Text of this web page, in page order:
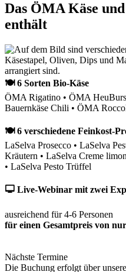
Das ÖMA Käse
enthält
🍽 6 Sorten Bio-Käse
ÖMA Rigatino • ÖMA
Bauernkäse Chili • ÖMA
🍽 6 verschiedene Feinkost-
LaSelva Prosecco • LaSelva
Kräutern • LaSelva Creme
• LaSelva Pesto Trüffel
🖵 Live-Webinar mit zwei
ausreichend für 4-6 Personen
für einen Gesamtpreis von
Nächste Termine
Die Buchung erfolgt über